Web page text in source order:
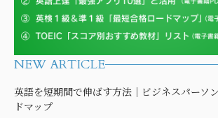
NEW ARTICLE
英語を短期間で伸ばす方法｜ビジネスパーソ
ドマップ